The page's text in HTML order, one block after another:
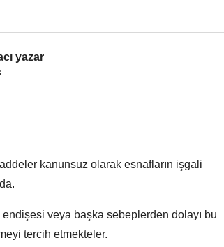
yazar
kanunsuz olarak esnafların işgali
veya başka sebeplerden dolayı bu
tercih etmekteler.
Kutlu Rüyalar Görmeliyiz